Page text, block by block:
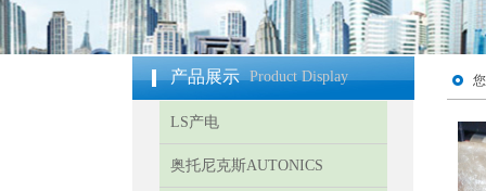
Product Display
产品展示
LS产电
奥托尼克斯AUTONICS